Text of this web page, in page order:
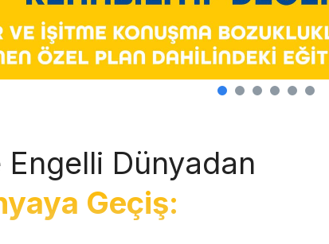
Engelli Dünyadan
Geçiş: